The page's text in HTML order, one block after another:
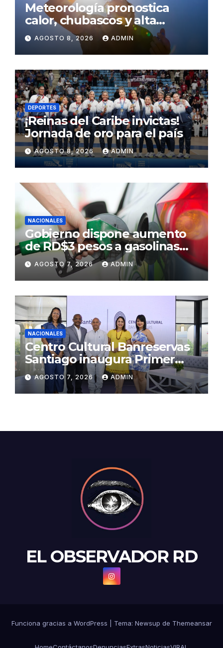
Meteorología pronostica
calor, chubascos y alta
concentración de polvo del
Sahara para este sábado
AGOSTO 8, 2026 ADMIN
DEPORTES
¡Reinas del Caribe invictas!
Jornada de oro para el país
AGOSTO 8, 2026 ADMIN
NACIONALES
Gobierno dispone aumento
de RD$3 pesos a gasolinas
premium y regular
AGOSTO 7, 2026 ADMIN
NACIONALES
Centro Cultural Banreservas
Santiago inaugura Primer
Congreso de Artesanos de
Santiago
AGOSTO 7, 2026 ADMIN
EL OBSERVADOR RD
Funciona gracias a WordPress Tema: Newsup de Themeansar